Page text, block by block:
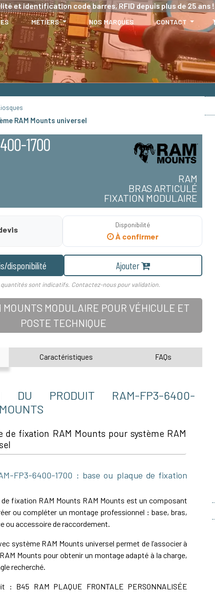
et identification code barres, RFID depuis plus de 25 ans !
MÉTIERS NOS MARQUES CONTACT
RAM Mounts universel
1700
RAM
BRAS ARTICULÉ
FIXATION MODULAIRE
Disponibilité
À confirmer
disponibilité Ajouter
sont indicatifs. Contactez-nous pour validation.
MOUNTS MODULAIRE POUR VÉHICULE ET
POSTE TECHNIQUE
Caractéristiques FAQs
DU PRODUIT RAM-FP3-6400-
de fixation RAM Mounts pour système RAM
FP3-6400-1700 : base ou plaque de fixation
fixation RAM Mounts RAM Mounts est un composant
ou compléter un montage professionnel : base, bras,
ou accessoire de raccordement.
système RAM Mounts universel permet de l’associer à
Mounts pour obtenir un montage adapté à la charge,
recherché.
: B45 RAM PLAQUE FRONTALE PERSONNALISÉE